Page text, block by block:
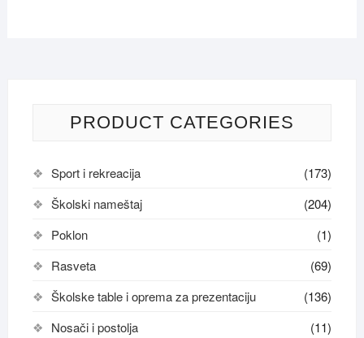
PRODUCT CATEGORIES
Sport i rekreacija
(173)
Školski nameštaj
(204)
Poklon
(1)
Rasveta
(69)
Školske table i oprema za prezentaciju
(136)
Nosači i postolja
(11)